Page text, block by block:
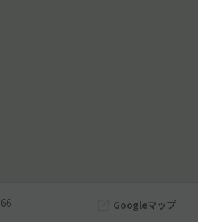
Googleマップ